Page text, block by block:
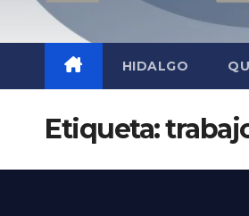
HIDALGO
Etiqueta: